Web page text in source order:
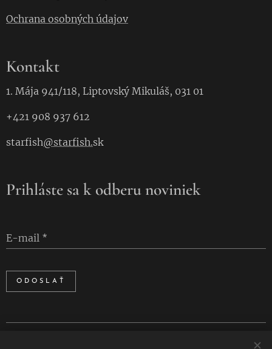
Ochrana osobných údajov
Kontakt
1. Mája 941/118, Liptovský Mikuláš, 031 01
+421 908 937 612
starfish@starfish.sk
Prihláste sa k odberu noviniek
E-mail
ODOSLAŤ